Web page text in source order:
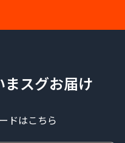
まスグお届け
ドはこちら